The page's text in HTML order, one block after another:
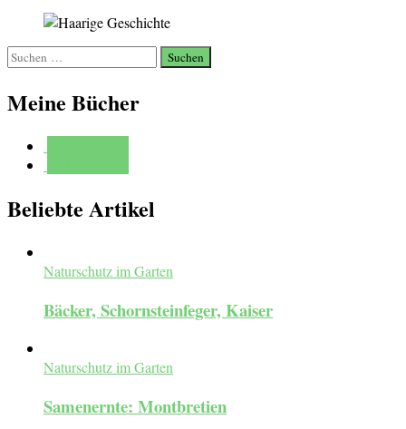
Suchen
nach:
Meine Bücher
Beliebte Artikel
Naturschutz im Garten
Bäcker, Schornsteinfeger, Kaiser
Naturschutz im Garten
Samenernte: Montbretien